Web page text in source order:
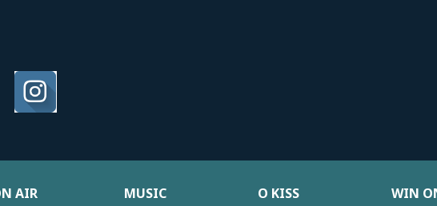
AIR MUSIC Ο KISS WIN